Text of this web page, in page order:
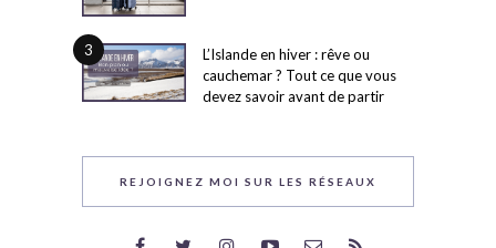
3
L’Islande en hiver : rêve ou
cauchemar ? Tout ce que vous
devez savoir avant de partir
REJOIGNEZ MOI SUR LES RÉSEAUX